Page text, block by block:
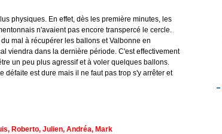
physiques. En effet, dès les première minutes, les
n'avaient pas encore transpercé le cercle.
mal à récupérer les ballons et Valbonne en
viendra dans la dernière période. C'est effectivement
un peu plus agressif et à voler quelques ballons.
défaite est dure mais il ne faut pas trop s'y arrêter et
Roberto, Julien, Andréa, Mark